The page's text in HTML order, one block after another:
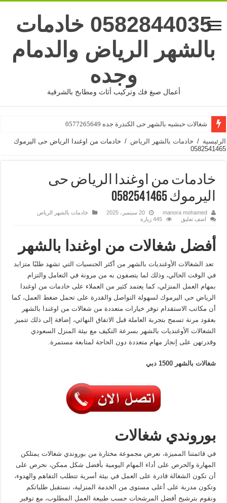
0582844035 خادمات
بالشهر الرياض والدمام
وجده
أعمال صبغ فك وتركيب أثاث ومطابخ بالشرقية
شغالات حبشيه بالشهر حى الكندرة جده 0577265649
الرئيسية / خادمات بالشهر الرياض / خادمات من اوغندا الرياض حى اليرموك
0582541465
خادمات من اوغندا الرياض حى
اليرموك 0582541465
manora mohamed 20 سبتمبر، 2025
خادمات بالشهر الرياض
اضف تعليق
445 زيارة
أفضل شغالات من اوغندا بالشهر
تعد الشغالات الأوغنديات بالشهر من أكثر الجنسيات التي تشهد طلبًا متزايد
في الوقت الحالي، وذلك لما يتصفون به من مرونة في التعامل والتزام
بمهام العمل المنزلي، كما يعتمد كثير من العملاء على خادمات من اوغندا
الرياض حى اليرموك لسهولة التواصل والقدرة على تحمل ضغط العمل، كما
أن مكاتب الاستقدام توفر خيارات متعددة من شغالات من اوغندا بالشهر
بعقود مرنة تسمح بتجربة العاملة قبل الاتفاق النهائي، إضافة إلى ذلك تتميز
الشغالات الأوغنديات بالشهر بسرعة التكيف مع بيئة المنزل السعودي
وقدرتهن على إنجاز مهام متعددة دون الحاجة لمتابعة مستمرة.
شغالات بالشهر 1500 دبي
بوروندي شغالات
في قائمتنا المميزة، نعرض مجموعة مختارة من بوروندي شغالات يمتلكن
المهارة والحرص على أداء المهام اليومية بأفضل شكل ممكن، نحرص على
أن تكون الشغالة قادرة على العمل في بيئة أسرية تتطلب التفاهم والهدوء،
وتكون مدربة على أعلى مستوى من الخدمة المنزلية، نستقبل طلباتكم
ونقوم بترشيح أفضل المرشحات حسب طبيعة العمل المطلوب، مع توفير